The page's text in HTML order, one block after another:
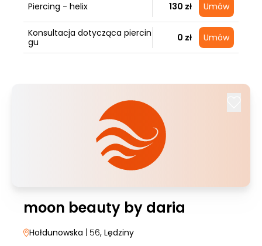
Piercing - helix 130 zł Umów
Konsultacja dotycząca piercin
gu
0 zł Umów
moon beauty by daria
Hołdunowska | 56, Lędziny